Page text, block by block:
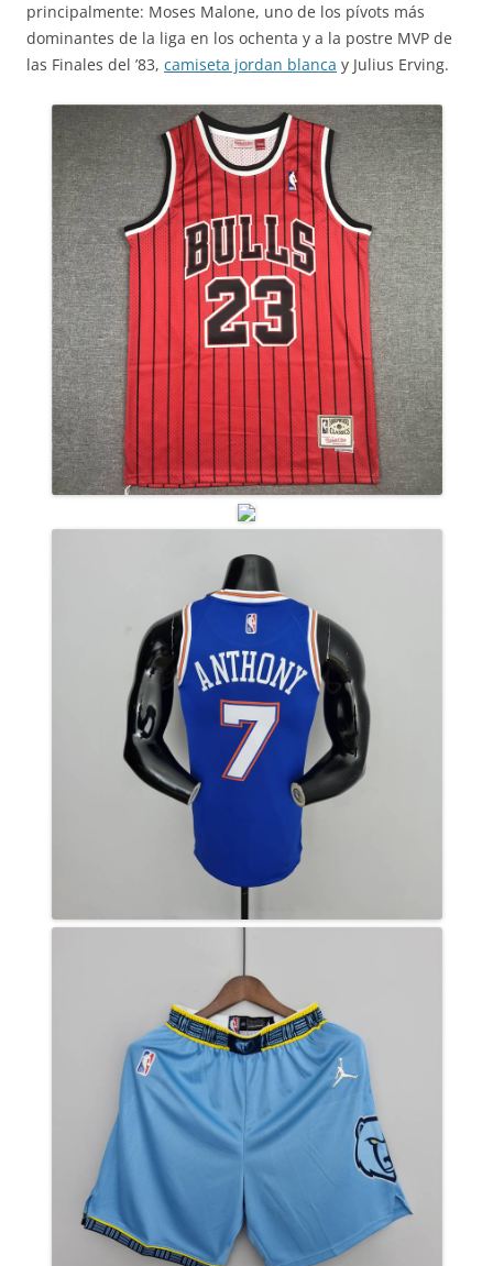
principalmente: Moses Malone, uno de los pívots más
dominantes de la liga en los ochenta y a la postre MVP de
las Finales del ’83, camiseta jordan blanca y Julius Erving.